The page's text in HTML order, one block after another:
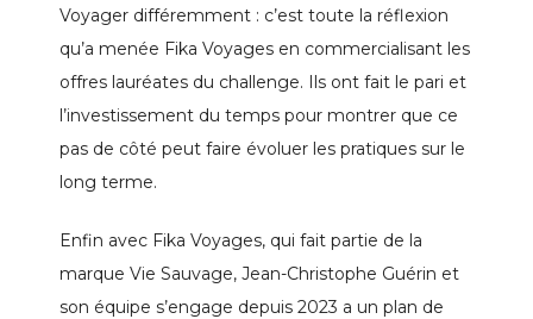
Voyager différemment : c’est toute la réflexion
qu’a menée Fika Voyages en commercialisant les
offres lauréates du challenge. Ils ont fait le pari et
l’investissement du temps pour montrer que ce
pas de côté peut faire évoluer les pratiques sur le
long terme.
Enfin avec Fika Voyages, qui fait partie de la
marque Vie Sauvage, Jean-Christophe Guérin et
son équipe s’engage depuis 2023 a un plan de